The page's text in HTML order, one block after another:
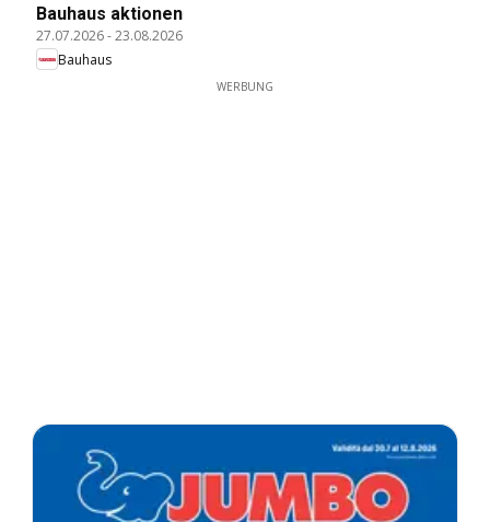
Bauhaus aktionen
27.07.2026-23.08.2026
Bauhaus
WERBUNG